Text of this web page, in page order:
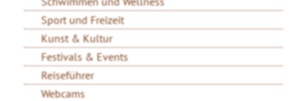
Sport und Freizeit
Kunst & Kultur
Festivals & Events
Reiseführer
Webcams